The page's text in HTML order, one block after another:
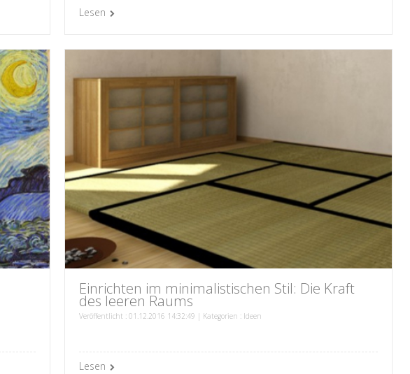
Lesen
Einrichten im minimalistischen Stil: Die Kraft
des leeren Raums
Veröffentlicht : 01.12.2016 14:32:49 | Kategorien : Ideen
Lesen